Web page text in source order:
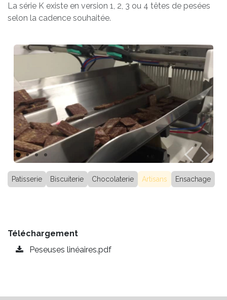
La série K existe en version 1, 2, 3 ou 4 têtes de pesées
selon la cadence souhaitée.
Précédent
Patisserie Biscuiterie Chocolaterie Artisans Ensachage
Téléchargement
Peseuses linéaires.pdf